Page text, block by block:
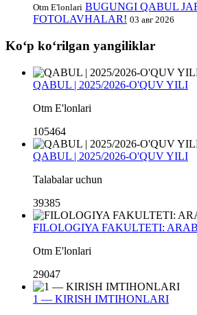
Otm E'lonlari BUGUNGI QABUL
FOTOLAVHALAR! 03 авг 2026
Koʻp koʻrilgan yangiliklar
QABUL | 2025/2026-O'QUV YILI
Otm E'lonlari
105464
QABUL | 2025/2026-O'QUV YILI
Talabalar uchun
39385
FILOLOGIYA FAKULTETI:
Otm E'lonlari
29047
1 — KIRISH IMTIHONLARI